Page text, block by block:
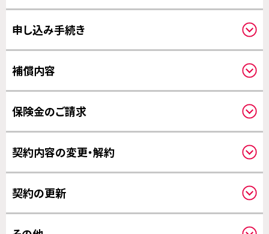
申し込みされる方と補償の対象になる方
申し込み手続き
写真について
クーリングオフについて
補償内容
対象事故について
補償の対象となる費用について
補償開始日について
保険金のご請求
修理について
保険金のお支払いについて
契約内容の変更・解約
その他の変更について
契約の更新